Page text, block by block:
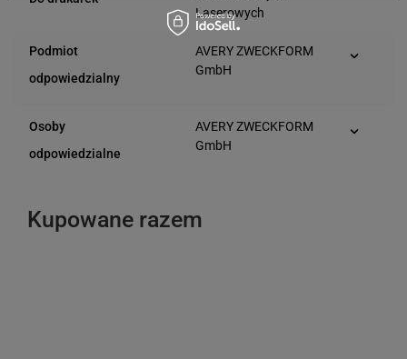
Laserowych
Podmiot
odpowiedzialny
AVERY ZWECKFORM
GmbH
(Niemcy)
Osoby
odpowiedzialne
AVERY ZWECKFORM
GmbH
Kupowane razem